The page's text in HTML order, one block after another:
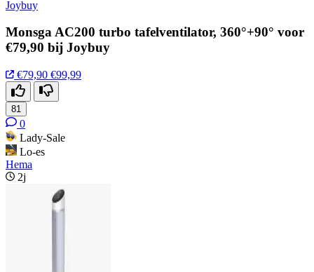
Joybuy
Monsga AC200 turbo tafelventilator, 360°+90° voor
€79,90 bij Joybuy
€79,90 €99,99
81
0
Lady-Sale
Lo-es
Hema
2j